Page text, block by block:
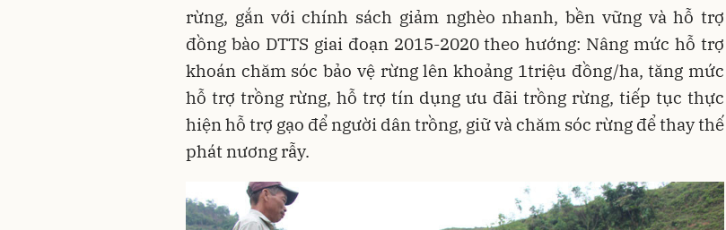
rừng, gắn với chính sách giảm nghèo nhanh, bền vững và hỗ trợ
đồng bào DTTS giai đoạn 2015-2020 theo hướng: Nâng mức hỗ trợ
khoán chăm sóc bảo vệ rừng lên khoảng 1triệu đồng/ha, tăng mức
hỗ trợ trồng rừng, hỗ trợ tín dụng ưu đãi trồng rừng, tiếp tục thực
hiện hỗ trợ gạo để người dân trồng, giữ và chăm sóc rừng để thay thế
phát nương rẫy.